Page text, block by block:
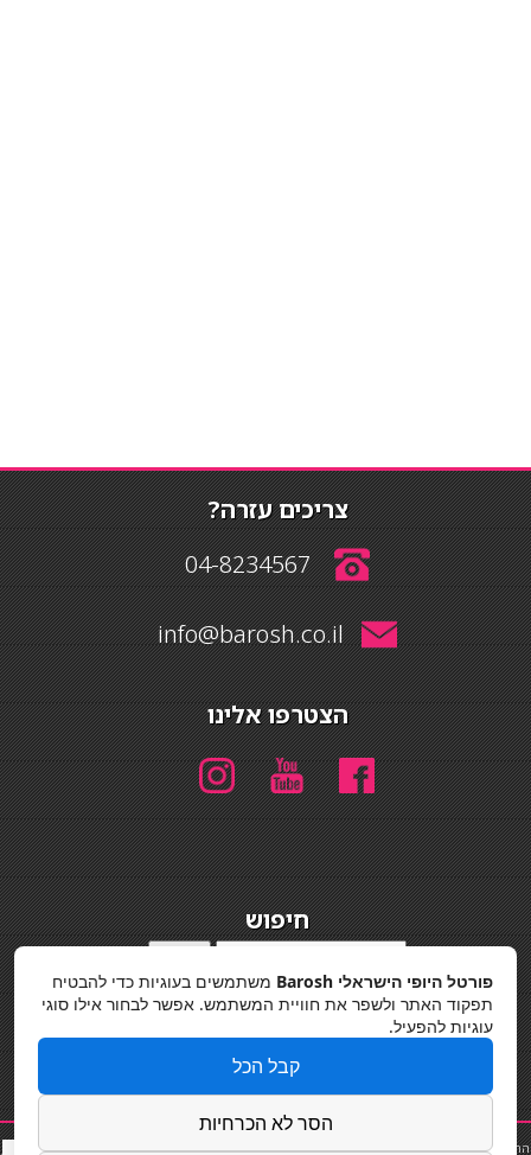
צריכים עזרה?
04-8234567
info@barosh.co.il
הצטרפו אלינו
חיפוש
מדיניות פרטיות
החלקות שיער|תאורה לבית|פאות ותוספות שיער|נייל סטודיו|תוספות שיער|שף פרטי|כ סאות
פורטל היופי הישראלי Barosh
משתמשים בעוגיות כדי להבטיח
תפקוד האתר ולשפר את חוויית המשתמש. אפשר לבחור אילו סוגי
עוגיות להפעיל.
קבל הכל
הסר לא הכרחיות